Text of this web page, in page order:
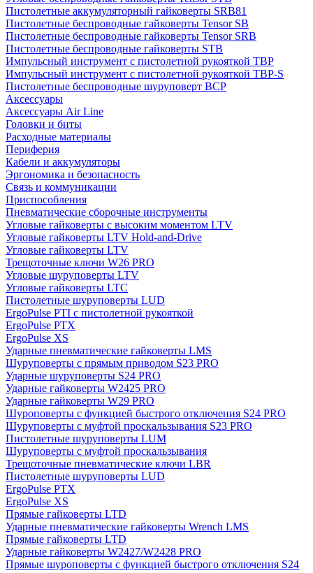
Пистолетные аккумуляторный гайковерты SRB81
Пистолетные беспроводные гайковерты Tensor SB
Пистолетные беспроводные гайковерты Tensor SRB
Пистолетные беспроводные гайковерты STB
Импульсный инструмент с пистолетной рукояткой TBP
Импульсный инструмент с пистолетной рукояткой TBP-S
Пистолетные беспроводные шуруповерт BCP
Аксессуары
Аксессуары Air Line
Головки и биты
Расходные материалы
Периферия
Кабели и аккумуляторы
Эргономика и безопасность
Связь и коммуникации
Приспособления
Пневматические сборочные инструменты
Угловые гайковерты с высоким моментом LTV
Угловые гайковерты LTV Hold-and-Drive
Угловые гайковерты LTV
Трещоточные ключи W26 PRO
Угловые шуруповерты LTV
Угловые гайковерты LTC
Пистолетные шуруповерты LUD
ErgoPulse PTI с пистолетной рукояткой
ErgoPulse PTX
ErgoPulse XS
Ударные пневматические гайковерты LMS
Шуруповерты с прямым приводом S23 PRO
Ударные шуруповерты S24 PRO
Ударные гайковерты W2425 PRO
Ударные гайковерты W29 PRO
Шуроповерты с функцией быстрого отключения S24 PRO
Шуруповерты с муфтой проскальзывания S23 PRO
Пистолетные шуруповерты LUM
Шуруповерты с муфтой проскальзывания
Трещоточные пневматические ключи LBR
Пистолетные шуруповерты LUD
ErgoPulse PTX
ErgoPulse XS
Прямые гайковерты LTD
Ударные пневматические гайковерты Wrench LMS
Прямые гайковерты LTD
Ударные гайковерты W2427/W2428 PRO
Прямые шуроповерты с функцией быстрого отключения S24